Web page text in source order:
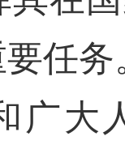
任务
大人